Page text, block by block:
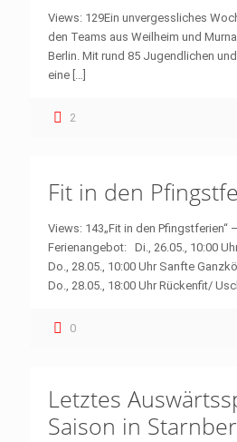
Views: 129Ein unvergessliches
den Teams aus Weilheim und
Berlin. Mit rund 85 Jugendlichen
eine […]
2
Fit in den
Views: 143„Fit in den Pfingstferien“
Ferienangebot: Di., 26.05., 10:00
Do., 28.05., 10:00 Uhr Sanfte
Do., 28.05., 18:00 Uhr Rückenfit/
0
Letztes
Saison in